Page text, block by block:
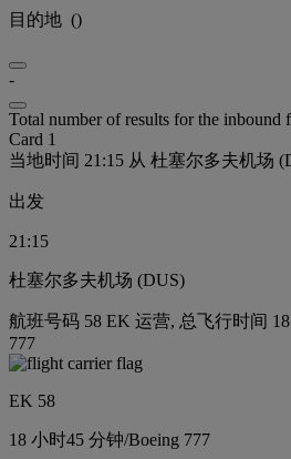
目的地 ()
-
Total number of results for the inbound
Card 1
当地时间 21:15 从 杜塞尔多夫机场
出发
21:15
杜塞尔多夫机场 (DUS)
航班号码 58 EK 运营, 总飞行时间
777
EK 58
18 小时45 分钟/Boeing 777